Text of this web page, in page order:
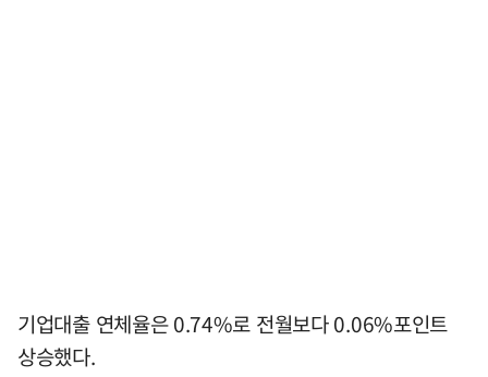
기업대출 연체율은 0.74%로 전월보다 0.06%포인트
상승했다.